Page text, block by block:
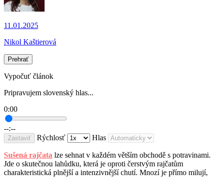
11.01.2025
Nikol Kaštierová
Prehrať
Vypočuť článok
Pripravujem slovenský hlas...
0:00
--:--
Zastaviť Rýchlosť Hlas
Sušená rajčata lze sehnat v každém větším obchodě s potravinami.
Jde o skutečnou lahůdku, která je oproti čerstvým rajčatům
charakteristická plnější a intenzivnější chutí. Mnozí je přímo milují,